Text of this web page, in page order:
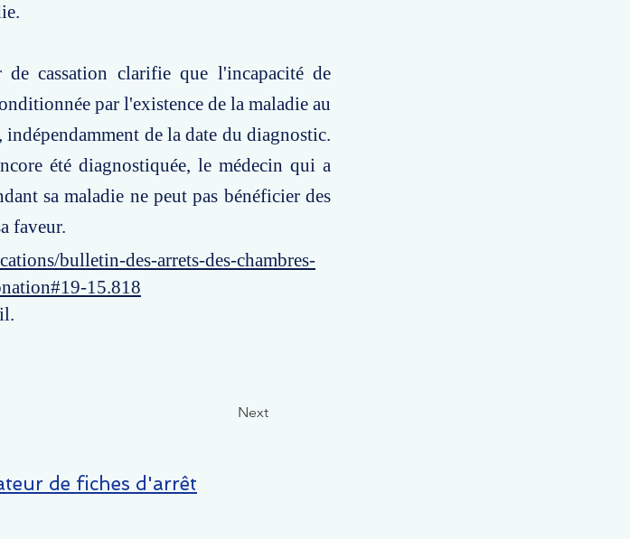
cassation clarifie que l'incapacité de
par l'existence de la maladie au
de la date du diagnostic.
été diagnostiquée, le médecin qui a
sa maladie ne peut pas bénéficier des
faveur.
bulletin-des-arrets-des-chambres-
15.818
Next
de fiches d'arrêt